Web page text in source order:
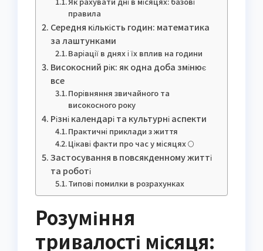
правила
Середня кількість годин: математика
за лаштунками
Варіації в днях і їх вплив на години
Високосний рік: як одна доба змінює
все
Порівняння звичайного та
високосного року
Різні календарі та культурні аспекти
Практичні приклади з життя
Цікаві факти про час у місяцях 🌕
Застосування в повсякденному житті
та роботі
Типові помилки в розрахунках
Розуміння
тривалості місяця: